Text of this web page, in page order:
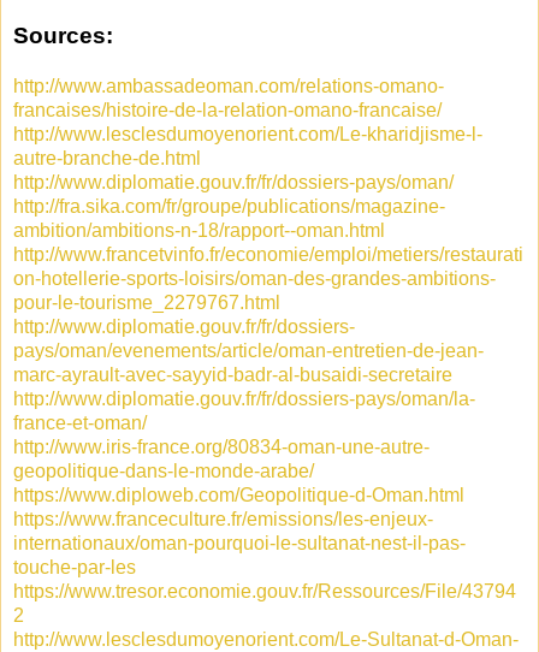
Sources:
http://www.ambassadeoman.com/relations-omano-
francaises/histoire-de-la-relation-omano-francaise/
http://www.lesclesdumoyenorient.com/Le-kharidjisme-l-
autre-branche-de.html
http://www.diplomatie.gouv.fr/fr/dossiers-pays/oman/
http://fra.sika.com/fr/groupe/publications/magazine-
ambition/ambitions-n-18/rapport--oman.html
http://www.francetvinfo.fr/economie/emploi/metiers/restaurati
on-hotellerie-sports-loisirs/oman-des-grandes-ambitions-
pour-le-tourisme_2279767.html
http://www.diplomatie.gouv.fr/fr/dossiers-
pays/oman/evenements/article/oman-entretien-de-jean-
marc-ayrault-avec-sayyid-badr-al-busaidi-secretaire
http://www.diplomatie.gouv.fr/fr/dossiers-pays/oman/la-
france-et-oman/
http://www.iris-france.org/80834-oman-une-autre-
geopolitique-dans-le-monde-arabe/
https://www.diploweb.com/Geopolitique-d-Oman.html
https://www.franceculture.fr/emissions/les-enjeux-
internationaux/oman-pourquoi-le-sultanat-nest-il-pas-
touche-par-les
https://www.tresor.economie.gouv.fr/Ressources/File/43794
2
http://www.lesclesdumoyenorient.com/Le-Sultanat-d-Oman-